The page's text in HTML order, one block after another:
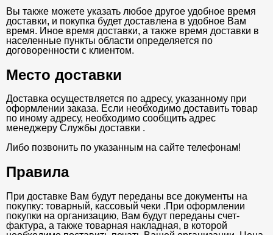
Вы также можете указать любое другое удобное время
доставки, и покупка будет доставлена в удобное Вам
время. Иное время доставки, а также время доставки в
населенные пункты области определяется по
договоренности с клиентом.
Место доставки
Доставка осуществляется по адресу, указанному при
оформлении заказа. Если необходимо доставить товар
по иному адресу, необходимо сообщить адрес
менеджеру Службы доставки .
Либо позвонить по указанным на сайте телефонам!
Правила
При доставке Вам будут переданы все документы на
покупку: товарный, кассовый чеки .При оформлении
покупки на организацию, Вам будут переданы счет-
фактура, а также товарная накладная, в которой